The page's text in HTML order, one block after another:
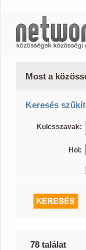
Most a
Keresés
Kulcsszavak:
Hol:
78 találat